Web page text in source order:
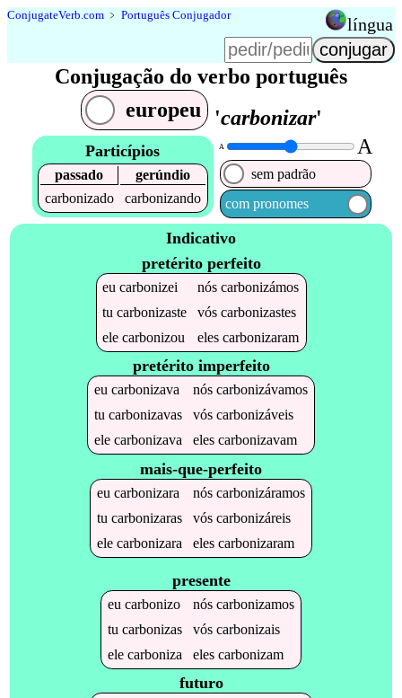
ConjugateVerb.com ﹥ Português Conjugador língua
Conjugação do verbo português
europeu
'carbonizar'
Particípios
passado
gerúndio
carbonizado
carbonizando
A A
sem padrão
com pronomes
Indicativo
pretérito perfeito
eucarbonizei nóscarbonizámos
tucarbonizaste vóscarbonizastes
elecarbonizou elescarbonizaram
pretérito imperfeito
eu carbonizava nós carbonizávamos
tu carbonizavas vós carbonizáveis
ele carbonizava eles carbonizavam
mais-que-perfeito
eu carbonizara nós carbonizáramos
tu carbonizaras vós carbonizáreis
ele carbonizara eles carbonizaram
presente
eu carbonizo nós carbonizamos
tu carbonizas vós carbonizais
ele carboniza eles carbonizam
futuro